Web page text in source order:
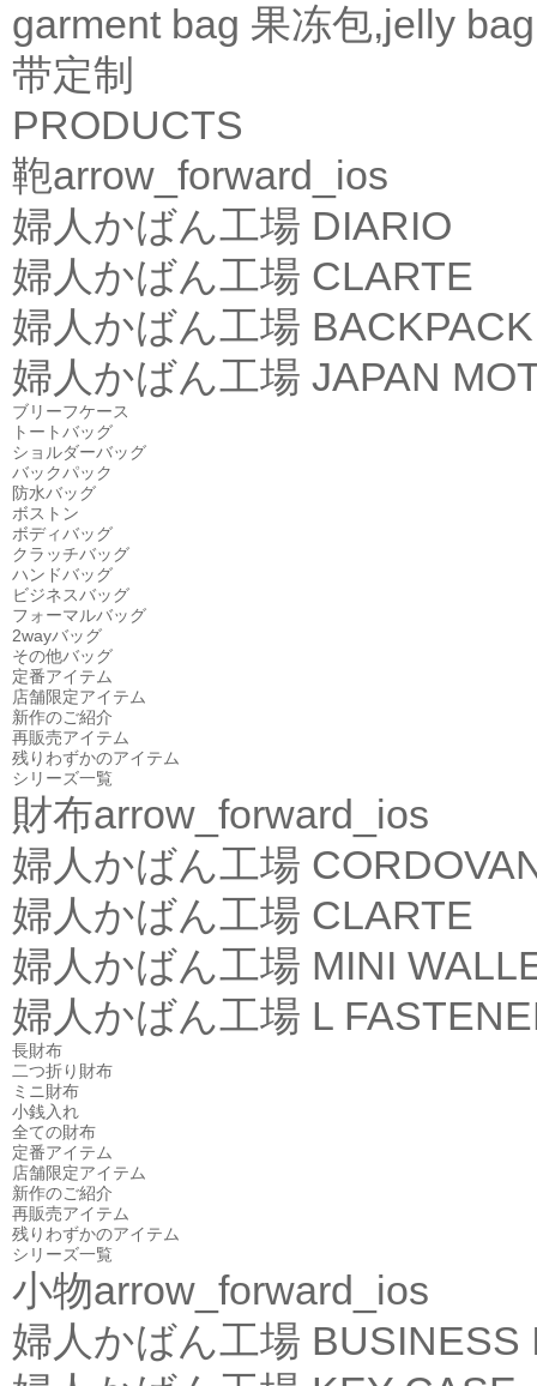
garment bag 果冻包,jelly bag
带定制
PRODUCTS
鞄arrow_forward_ios
婦人かばん工場 DIARIO
婦人かばん工場 CLARTE
婦人かばん工場 BACKPACK
婦人かばん工場 JAPAN
ブリーフケース
トートバッグ
ショルダーバッグ
バックパック
防水バッグ
ボストン
ボディバッグ
クラッチバッグ
ハンドバッグ
ビジネスバッグ
フォーマルバッグ
2wayバッグ
その他バッグ
定番アイテム
店舗限定アイテム
新作のご紹介
再販売アイテム
残りわずかのアイテム
シリーズ一覧
財布arrow_forward_ios
婦人かばん工場
婦人かばん工場 CLARTE
婦人かばん工場 MINI
婦人かばん工場 L
長財布
二つ折り財布
ミニ財布
小銭入れ
全ての財布
定番アイテム
店舗限定アイテム
新作のご紹介
再販売アイテム
残りわずかのアイテム
シリーズ一覧
小物arrow_forward_ios
婦人かばん工場 BUSINESS